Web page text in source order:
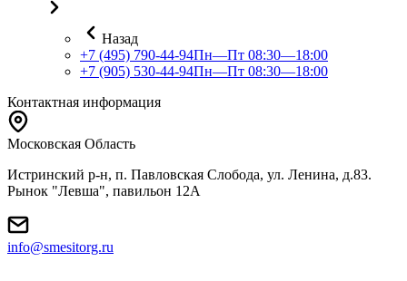
Назад
+7 (495) 790-44-94Пн—Пт 08:30—18:00
+7 (905) 530-44-94Пн—Пт 08:30—18:00
Контактная информация
Московская Область
Истринский р-н, п. Павловская Слобода, ул. Ленина, д.83.
Рынок "Левша", павильон 12A
info@smesitorg.ru